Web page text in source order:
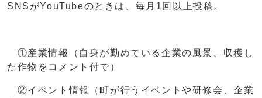
SNSがYouTubeのときは、毎月1回以上投稿。
①産業情報（自身が勤めている企業の風景、収穫し
た作物をコメント付で）
②イベント情報（町が行うイベントや研修会、企業